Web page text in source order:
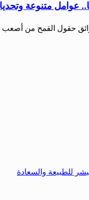
متنوعة
حرائق حقول القمح من